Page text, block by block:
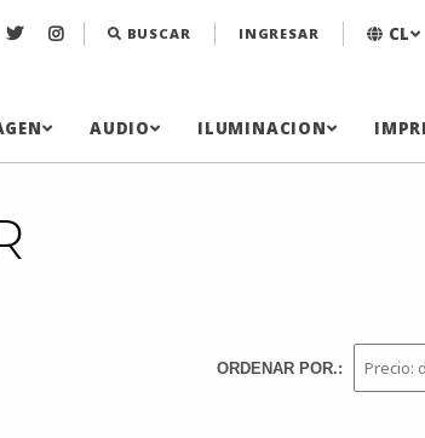
BUSCAR INGRESAR CL
AUDIO ILUMINACION
ORDENAR POR.: